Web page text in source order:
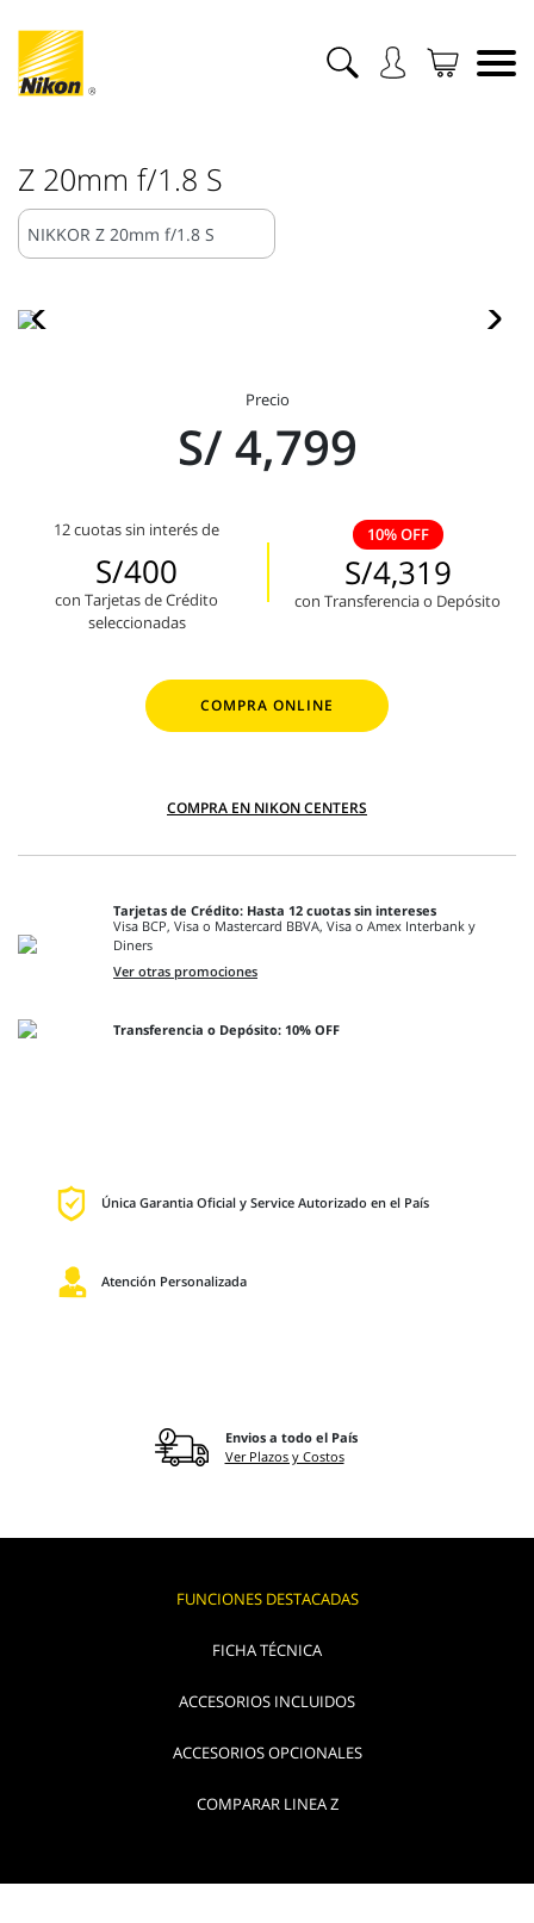
Z 20mm f/1.8 S
Precio
S/ 4,799
12 cuotas sin interés de
S/400
con Tarjetas de Crédito
seleccionadas
10% OFF
S/4,319
con Transferencia o Depósito
COMPRA ONLINE
COMPRA EN NIKON CENTERS
Tarjetas de Crédito: Hasta 12 cuotas sin intereses
Visa BCP, Visa o Mastercard BBVA, Visa o Amex Interbank y
Diners
Ver otras promociones
Transferencia o Depósito: 10% OFF
Única Garantia Oficial y Service Autorizado en el País
Atención Personalizada
Envios a todo el País
Ver Plazos y Costos
FUNCIONES DESTACADAS
FICHA TÉCNICA
ACCESORIOS INCLUIDOS
ACCESORIOS OPCIONALES
COMPARAR LINEA Z